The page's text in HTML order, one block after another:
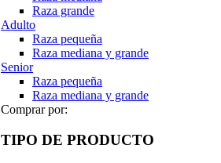
Raza grande
Adulto
Raza pequeña
Raza mediana y grande
Senior
Raza pequeña
Raza mediana y grande
Comprar por:
TIPO DE PRODUCTO